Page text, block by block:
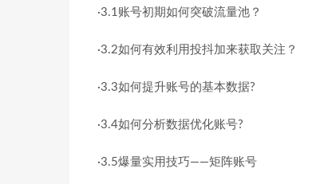
·3.1账号初期如何突破流量池？
·3.2如何有效利用投抖加来获取关注？
·3.3如何提升账号的基本数据?
·3.4如何分析数据优化账号?
·3.5爆量实用技巧——矩阵账号